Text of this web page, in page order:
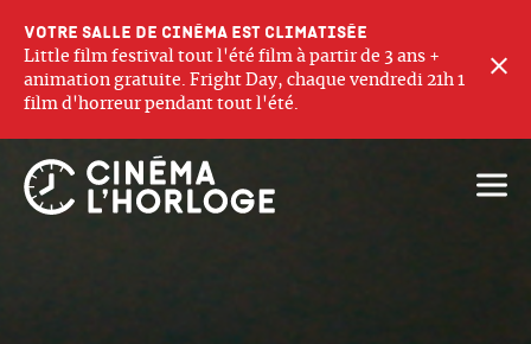
Votre salle de cinéma est climatisée
Little film festival tout l'été film à partir de 3 ans +
animation gratuite. Fright Day, chaque vendredi 21h 1
film d'horreur pendant tout l'été.